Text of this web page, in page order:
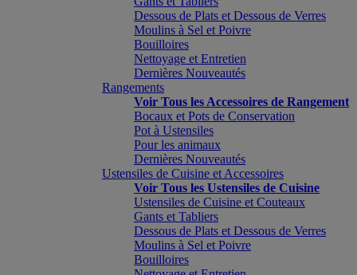
Dessous de Plats et Dessous de Verres
Moulins à Sel et Poivre
Bouilloires
Nettoyage et Entretien
Dernières Nouveautés
Rangements
Voir Tous les Accessoires de Rangement
Bocaux et Pots de Conservation
Pot à Ustensiles
Pour les animaux
Dernières Nouveautés
Ustensiles de Cuisine et Accessoires
Voir Tous les Ustensiles de Cuisine
Ustensiles de Cuisine et Couteaux
Gants et Tabliers
Dessous de Plats et Dessous de Verres
Moulins à Sel et Poivre
Bouilloires